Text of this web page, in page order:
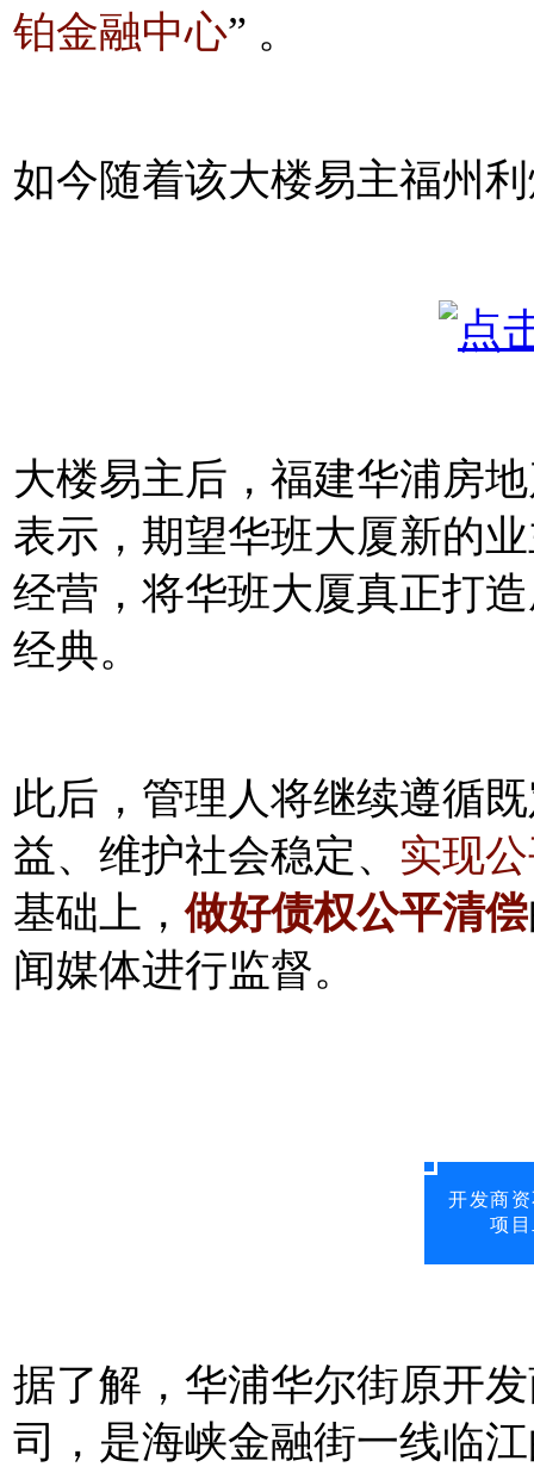
铂金融中心” 。
如今随着该大楼易主福州
大楼易主后，福建华浦房
表示，期望华班大厦新的
经营，将华班大厦真正打
经典。
此后，管理人将继续遵循
益、维护社会稳定、 实现
基础上，做好债权公平清偿
闻媒体进行监督。
开发商
项
据了解， 华浦华尔街原开
司，是海峡金融街一线临